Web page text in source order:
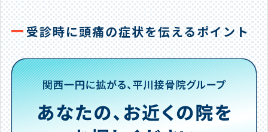
受診時に頭痛の症状を伝えるポイント